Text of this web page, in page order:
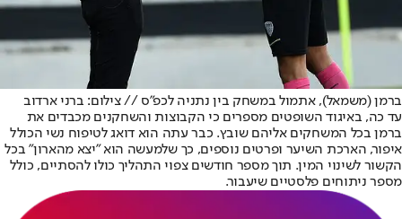
ברמן (משמאל), אתמול במשחק בין נתניה לכפ"ס // צילום: ברני ארדוב
עד כה, באיגוד השופטים מספרים כי הקבוצות והשחקנים מכבדים את
ברמן בכל המשחקים אליהם שובץ. כבר עתה הוא דואג לטיפוח נשי הכולל
איפור, הארכת השיער ופרטים נוספים, כך שלמעשה הוא "יצא מהארון" בכל
הקשור לשינוי המין. תוך מספר חודשים צפוי התהליך כולו להסתיים, כולל
מספר ניתוחים פלסטיים שיעבור.